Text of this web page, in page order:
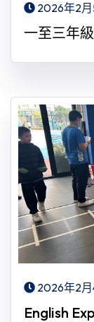
2026年2月
一至三年
2026年2月
English